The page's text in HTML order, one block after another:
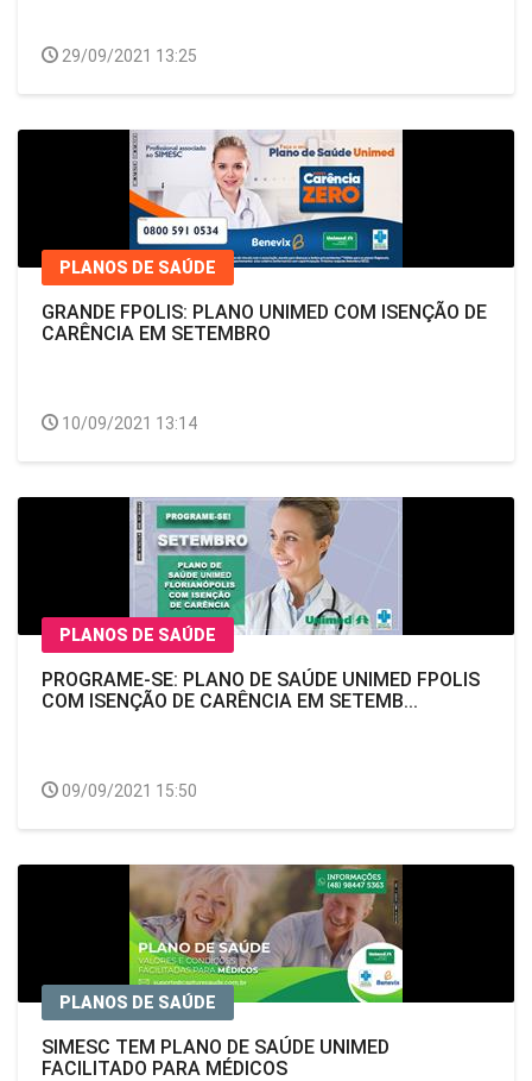
29/09/2021 13:25
PLANOS DE SAÚDE
GRANDE FPOLIS: PLANO UNIMED COM ISENÇÃO DE
CARÊNCIA EM SETEMBRO
10/09/2021 13:14
PLANOS DE SAÚDE
PROGRAME-SE: PLANO DE SAÚDE UNIMED FPOLIS
COM ISENÇÃO DE CARÊNCIA EM SETEMB...
09/09/2021 15:50
PLANOS DE SAÚDE
SIMESC TEM PLANO DE SAÚDE UNIMED
FACILITADO PARA MÉDICOS